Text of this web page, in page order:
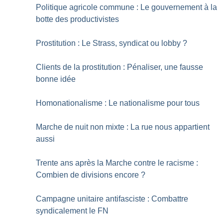
Politique agricole commune : Le gouvernement à la
botte des productivistes
Prostitution : Le Strass, syndicat ou lobby ?
Clients de la prostitution : Pénaliser, une fausse
bonne idée
Homonationalisme : Le nationalisme pour tous
Marche de nuit non mixte : La rue nous appartient
aussi
Trente ans après la Marche contre le racisme :
Combien de divisions encore ?
Campagne unitaire antifasciste : Combattre
syndicalement le FN